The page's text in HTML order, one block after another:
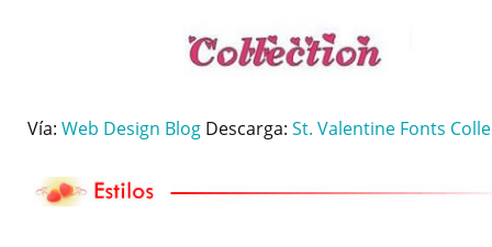
Vía: Web Design Blog Descarga: St. Valentine Fonts